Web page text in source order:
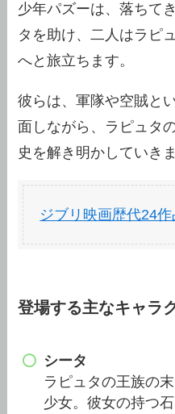
少年パズーは、落ちて
タを助け、二人はラピ
へと旅立ちます。
彼らは、軍隊や空賊と
面しながら、ラピュタ
史を解き明かしていきま
ジブリ映画歴代24
登場する主なキャラ
シータ
ラピュタの王族の
少女。彼女の持つ